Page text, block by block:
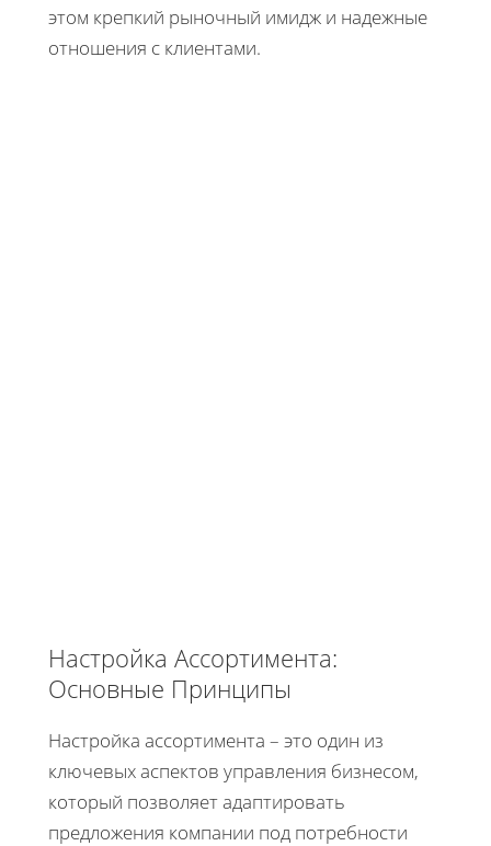
этом крепкий рыночный имидж и надежные
отношения с клиентами.
Настройка Ассортимента:
Основные Принципы
Настройка ассортимента – это один из
ключевых аспектов управления бизнесом,
который позволяет адаптировать
предложения компании под потребности